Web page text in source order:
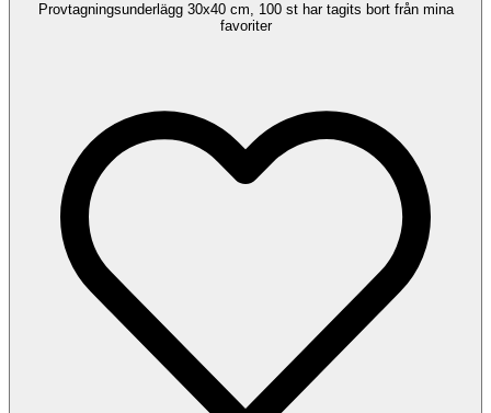
Provtagningsunderlägg 30x40 cm, 100 st har tagits bort från mina
favoriter